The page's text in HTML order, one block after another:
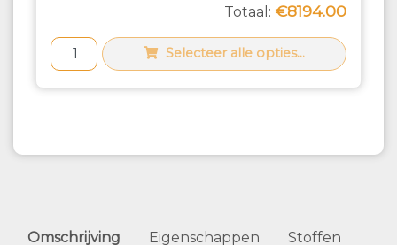
Totaal: €8194.00
Selecteer alle opties...
Omschrijving Eigenschappen Stoffen